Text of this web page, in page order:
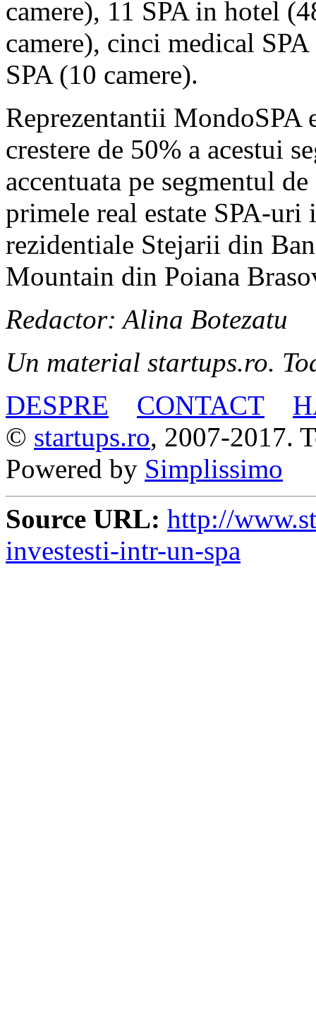
camere), 11 SPA in hotel
camere), cinci medical
SPA (10 camere).
Reprezentantii MondoSPA
crestere de 50% a acestui
accentuata pe segmentul
primele real estate SPA-
rezidentiale Stejarii din
Mountain din Poiana
Redactor: Alina Botezatu
Un material startups.ro.
DESPRE
CONTACT
© startups.ro, 2007-2017.
Powered by Simplissimo
Source URL: http://
investesti-intr-un-spa